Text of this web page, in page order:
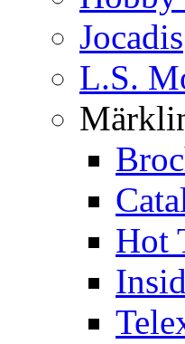
Jocadis
L.S.
Hot